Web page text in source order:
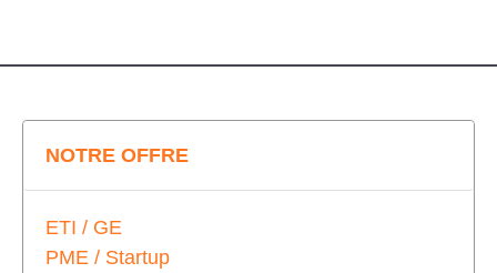
NOTRE OFFRE
ETI / GE
PME / Startup